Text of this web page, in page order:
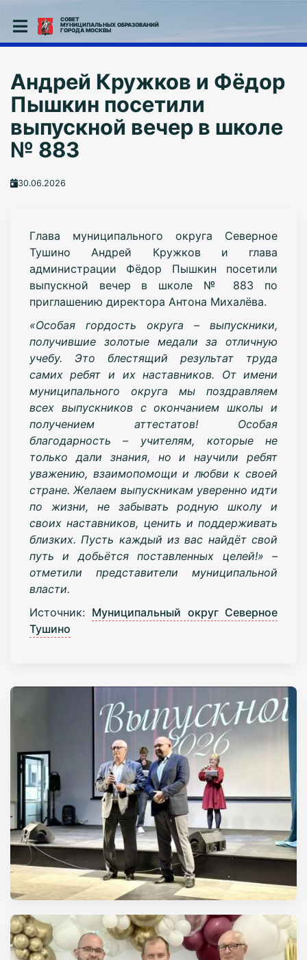
СОВЕТ
МУНИЦИПАЛЬНЫХ ОБРАЗОВАНИЙ
ГОРОДА МОСКВЫ
Андрей Кружков и Фёдор
Пышкин посетили
выпускной вечер в школе
№ 883
30.06.2026
Глава муниципального округа Северное
Тушино Андрей Кружков и глава
администрации Фёдор Пышкин посетили
выпускной вечер в школе № 883 по
приглашению директора Антона Михалёва.
«Особая гордость округа – выпускники,
получившие золотые медали за отличную
учебу. Это блестящий результат труда
самих ребят и их наставников. От имени
муниципального округа мы поздравляем
всех выпускников с окончанием школы и
получением аттестатов! Особая
благодарность – учителям, которые не
только дали знания, но и научили ребят
уважению, взаимопомощи и любви к своей
стране. Желаем выпускникам уверенно идти
по жизни, не забывать родную школу и
своих наставников, ценить и поддерживать
близких. Пусть каждый из вас найдёт свой
путь и добьётся поставленных целей!» –
отметили представители муниципальной
власти.
Источник: Муниципальный округ Северное
Тушино